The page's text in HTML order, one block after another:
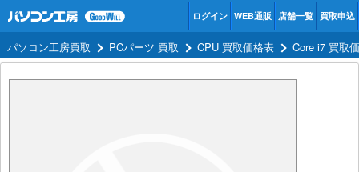
ログイン WEB通販 店舗一覧 買取申込
パソコン工房買取 PCパーツ 買取 CPU 買取価格表 Core i7 買取